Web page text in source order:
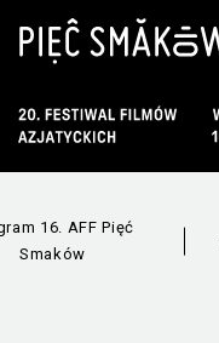
16. AFF Pięć
Smaków